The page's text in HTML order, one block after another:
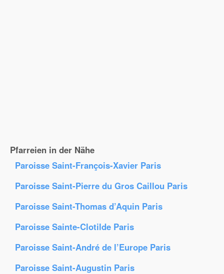
Pfarreien in der Nähe
Paroisse Saint-François-Xavier Paris
Paroisse Saint-Pierre du Gros Caillou Paris
Paroisse Saint-Thomas d’Aquin Paris
Paroisse Sainte-Clotilde Paris
Paroisse Saint-André de l’Europe Paris
Paroisse Saint-Augustin Paris